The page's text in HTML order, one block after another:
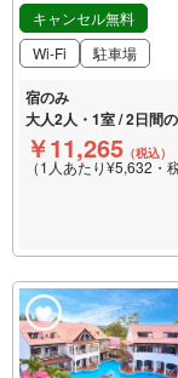
キャンセル無料
Wi-Fi
駐車場
宿のみ
大人2人・1室 / 2日間
￥11,265 （税込）
（1人あたり¥5,632・